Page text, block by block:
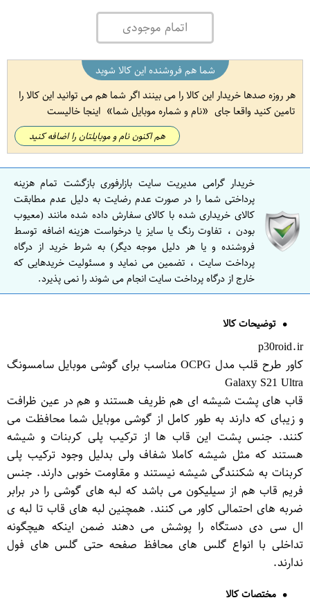
اتمام موجودی
شما هم فروشنده این کالا شوید
هر روزه صدها خریدار این کالا را می بینند اگر شما هم می توانید این کالا را
تامین کنید واقعا جای
نام و شماره موبایل شما اینجا خالیست
هم اکنون نام و موبایلتان را اضافه کنید
خریدار گرامی مدیریت سایت بازارفوری بازگشت تمام هزینه
پرداختی شما را در صورت عدم رضایت به دلیل عدم مطابقت
کالای خریداری شده با کالای سفارش داده شده مانند (معیوب
بودن ، تفاوت رنگ یا سایز یا درخواست هزینه اضافه توسط
فروشنده و یا هر دلیل موجه دیگر) به شرط خرید از درگاه
پرداخت سایت ، تضمین می نماید و مسئولیت خریدهایی که
خارج از درگاه پرداخت سایت انجام می شوند را نمی پذیرد.
توضیحات کالا
p30roid.ir
کاور طرح قلب مدل OCPG مناسب برای گوشی موبایل سامسونگ
Galaxy S21 Ultra
قاب های پشت شیشه ای هم ظریف هستند و هم در عین ظرافت
و زیبای که دارند به طور کامل از گوشی موبایل شما محافظت می
کنند. جنس پشت این قاب ها از ترکیب پلی کربنات و شیشه
هستند که مثل شیشه کاملا شفاف ولی بدلیل وجود ترکیب پلی
کربنات به شکنندگی شیشه نیستند و مقاومت خوبی دارند. جنس
فریم قاب هم از سیلیکون می باشد که لبه های گوشی را در برابر
ضربه های احتمالی کاور می کنند. همچنین لبه های قاب تا لبه ی
ال سی دی دستگاه را پوشش می دهند ضمن اینکه هیچگونه
تداخلی با انواع گلس های محافظ صفحه حتی گلس های فول
ندارند.
مختصات کالا